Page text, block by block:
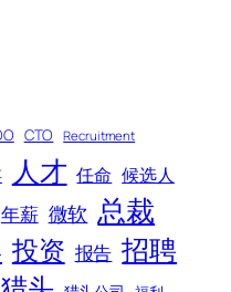
CTO Recruitment
人才 任命 候选人
年薪 微软 总裁
投资 报告 招聘